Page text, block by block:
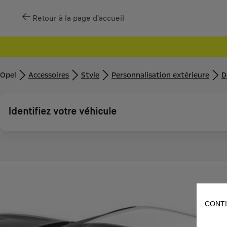
Retour à la page d'accueil
Opel Accessoires Style Personnalisation extérieure
Identifiez votre véhicule